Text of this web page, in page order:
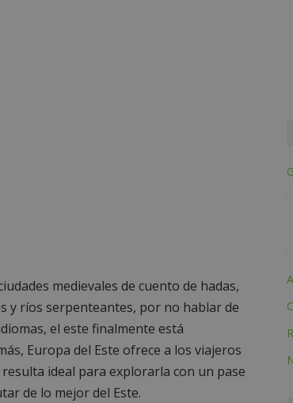
medievales de cuento de hadas,
y ríos serpenteantes, por no hablar de
el este finalmente está
Europa del Este ofrece a los viajeros
ideal para explorarla con un pase
de lo mejor del Este.